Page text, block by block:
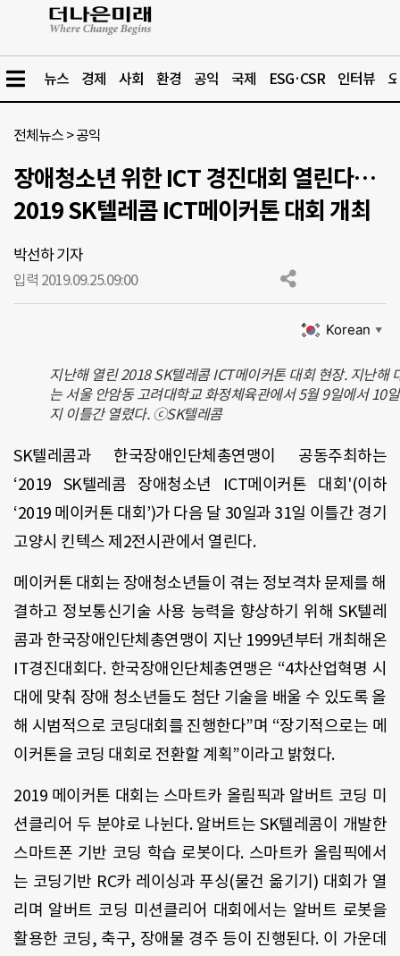
뉴스 경제 사회 환경 공익 국제 ESG·CSR 인터뷰
전체뉴스 >공익
장애청소년 위한 ICT 경진대회 열린다…
2019 SK텔레콤 ICT메이커톤 대회 개최
박선하 기자
입력 2019.09.25.09:00
Korean ▼
지난해 열린 2018 SK텔레콤 ICT메이커톤 대회 현장. 지난해
는 서울 안암동 고려대학교 화정체육관에서 5월 9일에서 10
지 이틀간 열렸다. ⓒSK텔레콤
SK텔레콤과 한국장애인단체총연맹이 공동주최하는
‘2019 SK텔레콤 장애청소년 ICT메이커톤 대회'(이하
‘2019 메이커톤 대회’)가 다음 달 30일과 31일 이틀간 경기
고양시 킨텍스 제2전시관에서 열린다.
메이커톤 대회는 장애청소년들이 겪는 정보격차 문제를 해
결하고 정보통신기술 사용 능력을 향상하기 위해 SK텔레
콤과 한국장애인단체총연맹이 지난 1999년부터 개최해온
IT경진대회다. 한국장애인단체총연맹은 “4차산업혁명 시
대에 맞춰 장애 청소년들도 첨단 기술을 배울 수 있도록 올
해 시범적으로 코딩대회를 진행한다”며 “장기적으로는 메
이커톤을 코딩 대회로 전환할 계획”이라고 밝혔다.
2019 메이커톤 대회는 스마트카 올림픽과 알버트 코딩 미
션클리어 두 분야로 나뉜다. 알버트는 SK텔레콤이 개발한
스마트폰 기반 코딩 학습 로봇이다. 스마트카 올림픽에서
는 코딩기반 RC카 레이싱과 푸싱(물건 옮기기) 대회가 열
리며 알버트 코딩 미션클리어 대회에서는 알버트 로봇을
활용한 코딩, 축구, 장애물 경주 등이 진행된다. 이 가운데